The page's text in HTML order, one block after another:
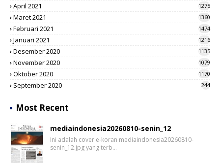
April 2021 1275
Maret 2021 1360
Februari 2021 1474
Januari 2021 1216
Desember 2020 1135
November 2020 1079
Oktober 2020 1170
September 2020 244
Most Recent
mediaindonesia20260810-senin_12
Ini adalah cover e-koran mediaindonesia20260810-
senin_12.jpg yang terb…